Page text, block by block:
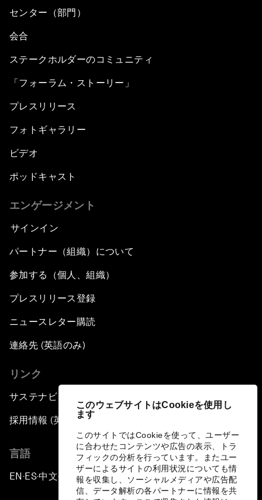
このウェブサイトはCookieを使用し
ます
このサイトではCookieを使って、ユーザー
に合わせたコンテンツや広告の表示、トラ
フィックの分析を行っています。またユー
ザーによるサイトの利用状況についても情
報を収集し、ソーシャルメディアや広告配
信、データ解析の各パートナーに情報を共
センター（部門）
会合
ステークホルダーのコミュニティ
「フォーラム・ストーリー」
プレスリリース
フォトギャラリー
ビデオ
ポッドキャスト
エンゲージメント
サインイン
パートナー（組織）について
参加する（個人、組織）
プレスリリース登録
ニュースレター購読
連絡先 (英語のみ)
リンク
サステナビリティへの取り組み
採用情報 (英語のみ)
言語
EN ▪ ES▪中文▪ 日本語